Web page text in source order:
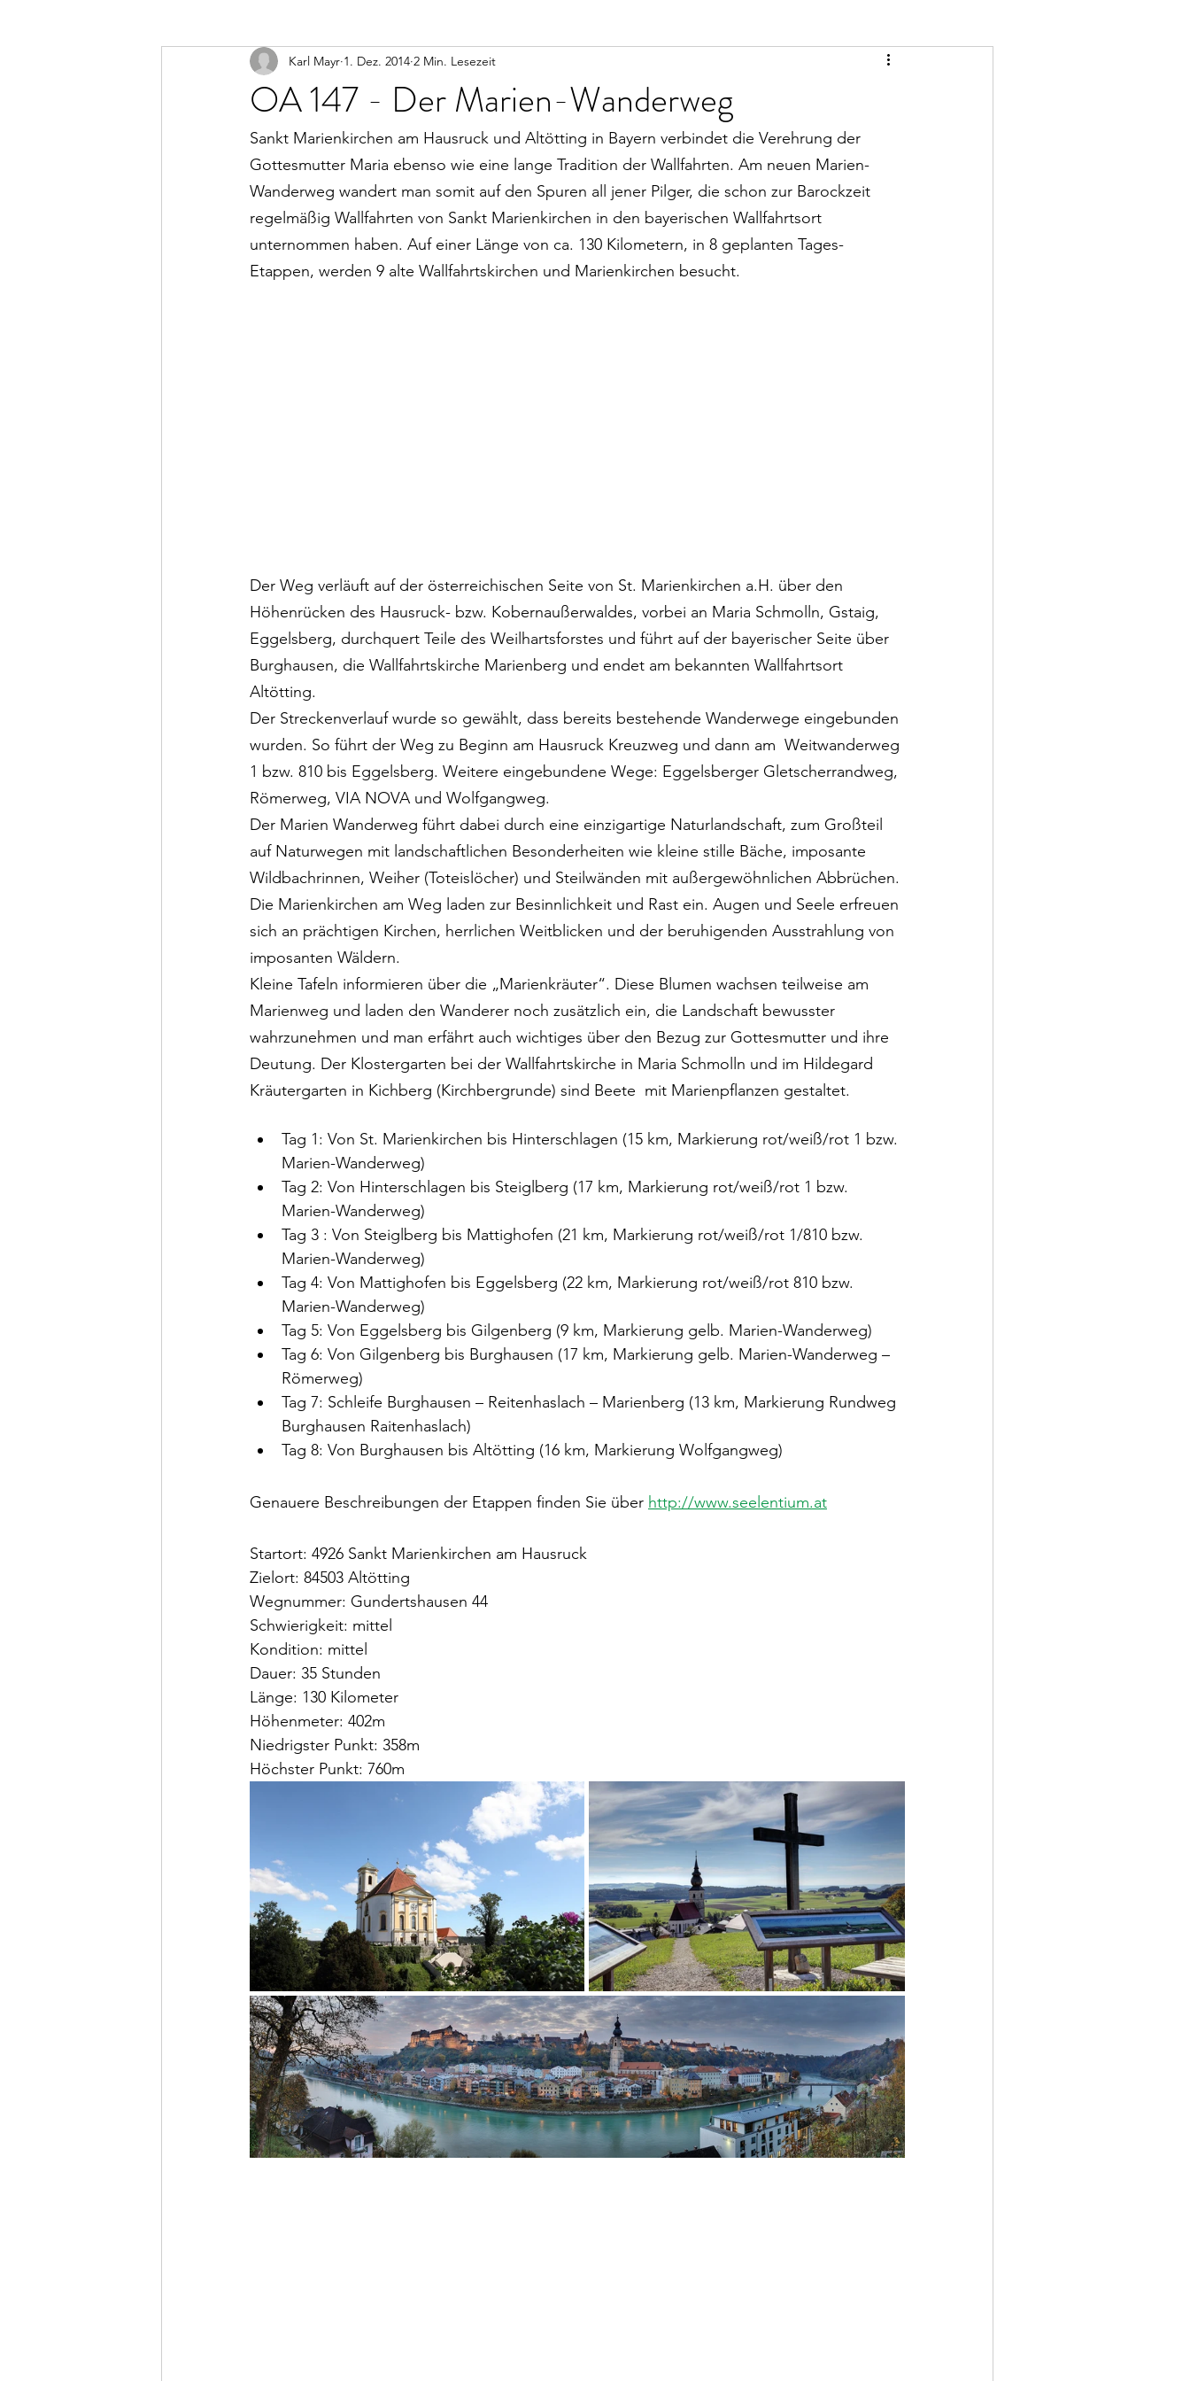
OA 147 - Der Marien-Wanderweg
Karl Mayr 1. Dez. 2014 2 Min. Lesezeit
Sankt Marienkirchen am Hausruck und Altötting in Bayern verbindet die Verehrung der
Gottesmutter Maria ebenso wie eine lange Tradition der Wallfahrten. Am neuen Marien-
Wanderweg wandert man somit auf den Spuren all jener Pilger, die schon zur Barockzeit
regelmäßig Wallfahrten von Sankt Marienkirchen in den bayerischen Wallfahrtsort
unternommen haben. Auf einer Länge von ca. 130 Kilometern, in 8 geplanten Tages-
Etappen, werden 9 alte Wallfahrtskirchen und Marienkirchen besucht.
Der Weg verläuft auf der österreichischen Seite von St. Marienkirchen a.H. über den
Höhenrücken des Hausruck- bzw. Kobernaußerwaldes, vorbei an Maria Schmolln, Gstaig,
Eggelsberg, durchquert Teile des Weilhartsforstes und führt auf der bayerischer Seite über
Burghausen, die Wallfahrtskirche Marienberg und endet am bekannten Wallfahrtsort
Altötting.
Der Streckenverlauf wurde so gewählt, dass bereits bestehende Wanderwege eingebunden
wurden. So führt der Weg zu Beginn am Hausruck Kreuzweg und dann am  Weitwanderweg
1 bzw. 810 bis Eggelsberg. Weitere eingebundene Wege: Eggelsberger Gletscherrandweg,
Römerweg, VIA NOVA und Wolfgangweg.
Der Marien Wanderweg führt dabei durch eine einzigartige Naturlandschaft, zum Großteil
auf Naturwegen mit landschaftlichen Besonderheiten wie kleine stille Bäche, imposante
Wildbachrinnen, Weiher (Toteislöcher) und Steilwänden mit außergewöhnlichen Abbrüchen.
Die Marienkirchen am Weg laden zur Besinnlichkeit und Rast ein. Augen und Seele erfreuen
sich an prächtigen Kirchen, herrlichen Weitblicken und der beruhigenden Ausstrahlung von
imposanten Wäldern.
Kleine Tafeln informieren über die „Marienkräuter“. Diese Blumen wachsen teilweise am
Marienweg und laden den Wanderer noch zusätzlich ein, die Landschaft bewusster
wahrzunehmen und man erfährt auch wichtiges über den Bezug zur Gottesmutter und ihre
Deutung. Der Klostergarten bei der Wallfahrtskirche in Maria Schmolln und im Hildegard
Kräutergarten in Kichberg (Kirchbergrunde) sind Beete  mit Marienpflanzen gestaltet.
Tag 1: Von St. Marienkirchen bis Hinterschlagen (15 km, Markierung rot/weiß/rot 1 bzw.
Marien-Wanderweg)
Tag 2: Von Hinterschlagen bis Steiglberg (17 km, Markierung rot/weiß/rot 1 bzw.
Marien-Wanderweg)
Tag 3 : Von Steiglberg bis Mattighofen (21 km, Markierung rot/weiß/rot 1/810 bzw.
Marien-Wanderweg)
Tag 4: Von Mattighofen bis Eggelsberg (22 km, Markierung rot/weiß/rot 810 bzw.
Marien-Wanderweg)
Tag 5: Von Eggelsberg bis Gilgenberg (9 km, Markierung gelb. Marien-Wanderweg)
Tag 6: Von Gilgenberg bis Burghausen (17 km, Markierung gelb. Marien-Wanderweg –
Römerweg)
Tag 7: Schleife Burghausen – Reitenhaslach – Marienberg (13 km, Markierung Rundweg
Burghausen Raitenhaslach)
Tag 8: Von Burghausen bis Altötting (16 km, Markierung Wolfgangweg)
Genauere Beschreibungen der Etappen finden Sie über http://www.seelentium.at
Startort: 4926 Sankt Marienkirchen am Hausruck
Zielort: 84503 Altötting
Wegnummer: Gundertshausen 44
Schwierigkeit: mittel
Kondition: mittel
Dauer: 35 Stunden
Länge: 130 Kilometer
Höhenmeter: 402m
Niedrigster Punkt: 358m
Höchster Punkt: 760m